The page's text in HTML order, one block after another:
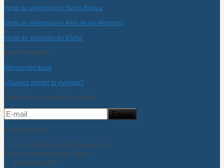
Venta de viviendas en Sierra Blanca
Venta de viviendas en Altos de los Monteros
Venta de viviendas en Elviria
Más información
Información fiscal
¿Quieres vender tu vivienda?
Subscríbase a nuestra Newsletter
Dónde estamos
Urb. Elviria Hills Avda Las Cumbres s/n,
29604 Marbella, Málaga, Spain
T. +34 952 831 248